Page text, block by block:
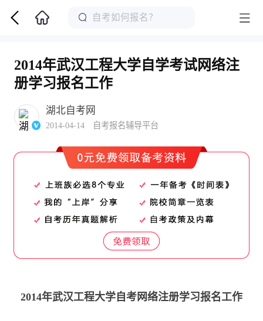
2014年武汉工程大学自学考试网络注
册学习报名工作
湖北自考网
2014-04-14 自考报名辅导平台
2014年武汉工程大学自考网络注册学习报名工作